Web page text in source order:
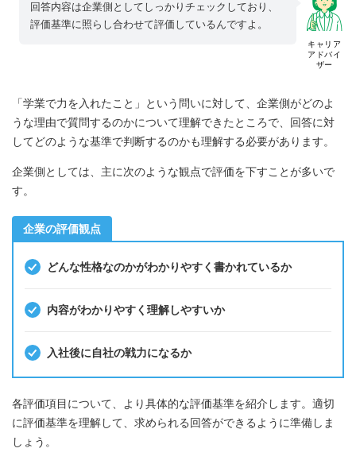
キャリア
アドバイ
ザー
回答内容は企業側としてしっかりチェックしており、
評価基準に照らし合わせて評価しているんですよ。
「学業で力を入れたこと」という問いに対して、企業側がどのよ
うな理由で質問するのかについて理解できたところで、回答に対
してどのような基準で判断するのかも理解する必要があります。
企業側としては、主に次のような観点で評価を下すことが多いで
す。
企業の評価観点
どんな性格なのかがわかりやすく書かれているか
内容がわかりやすく理解しやすいか
入社後に自社の戦力になるか
各評価項目について、より具体的な評価基準を紹介します。適切
に評価基準を理解して、求められる回答ができるように準備しま
しょう。